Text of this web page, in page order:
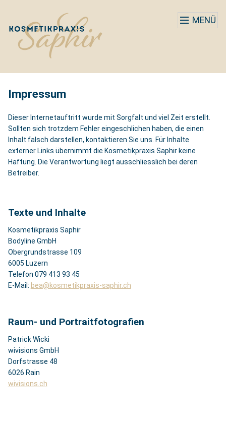
MENÜ
Impressum
Dieser Internetauftritt wurde mit Sorgfalt und viel Zeit erstellt.
Sollten sich trotzdem Fehler eingeschlichen haben, die einen
Inhalt falsch darstellen, kontaktieren Sie uns. Für Inhalte
externer Links übernimmt die Kosmetikpraxis Saphir keine
Haftung. Die Verantwortung liegt ausschliesslich bei deren
Betreiber.
Texte und Inhalte
Kosmetikpraxis Saphir
Bodyline GmbH
Obergrundstrasse 109
6005 Luzern
Telefon 079 413 93 45
E-Mail: bea@kosmetikpraxis-saphir.ch
Raum- und Portraitfotografien
Patrick Wicki
wivisions GmbH
Dorfstrasse 48
6026 Rain
wivisions.ch